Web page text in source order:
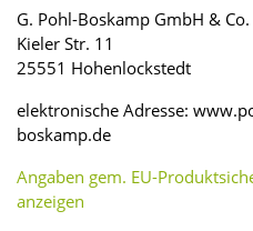
G. Pohl-Boskamp GmbH & Co.
Kieler Str. 11
25551 Hohenlockstedt
elektronische Adresse:
boskamp.de
Angaben gem. EU-
anzeigen